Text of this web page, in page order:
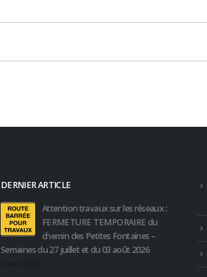
DERNIER ARTICLE
Attention travaux sur les réseaux :
FERMETURE TEMPORAIRE du
chemin des Petites Fontaines –
Semaines du 27 juillet et du 03 août 2026